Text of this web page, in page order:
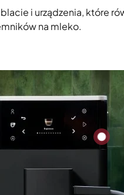
i urządzenia, które
na mleko.